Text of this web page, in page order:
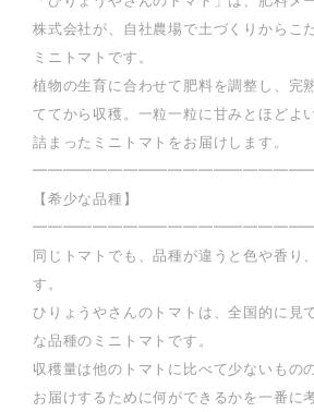
株式会社が、自社農場で土づくりからこ
ミニトマトです。
植物の生育に合わせて肥料を調整し、完
ててから収穫。一粒一粒に甘みとほどよ
詰まったミニトマトをお届けします。
【希少な品種】
同じトマトでも、品種が違うと色や香り
す。
ひりょうやさんのトマトは、全国的に見
な品種のミニトマトです。
収穫量は他のトマトに比べて少ないもの
お届けするために何ができるかを一番に